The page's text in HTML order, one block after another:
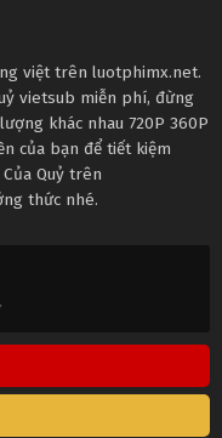
việt trên luotphimx.net.
vietsub miễn phí, đừng
khác nhau 720P 360P
của bạn để tiết kiệm
Quỷ trên
thức nhé.